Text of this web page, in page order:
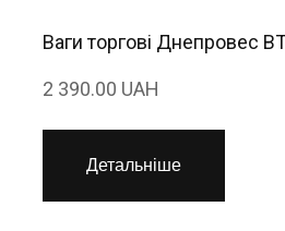
Ваги торгові Днепровес
2 390.00 UAH
Детальніше